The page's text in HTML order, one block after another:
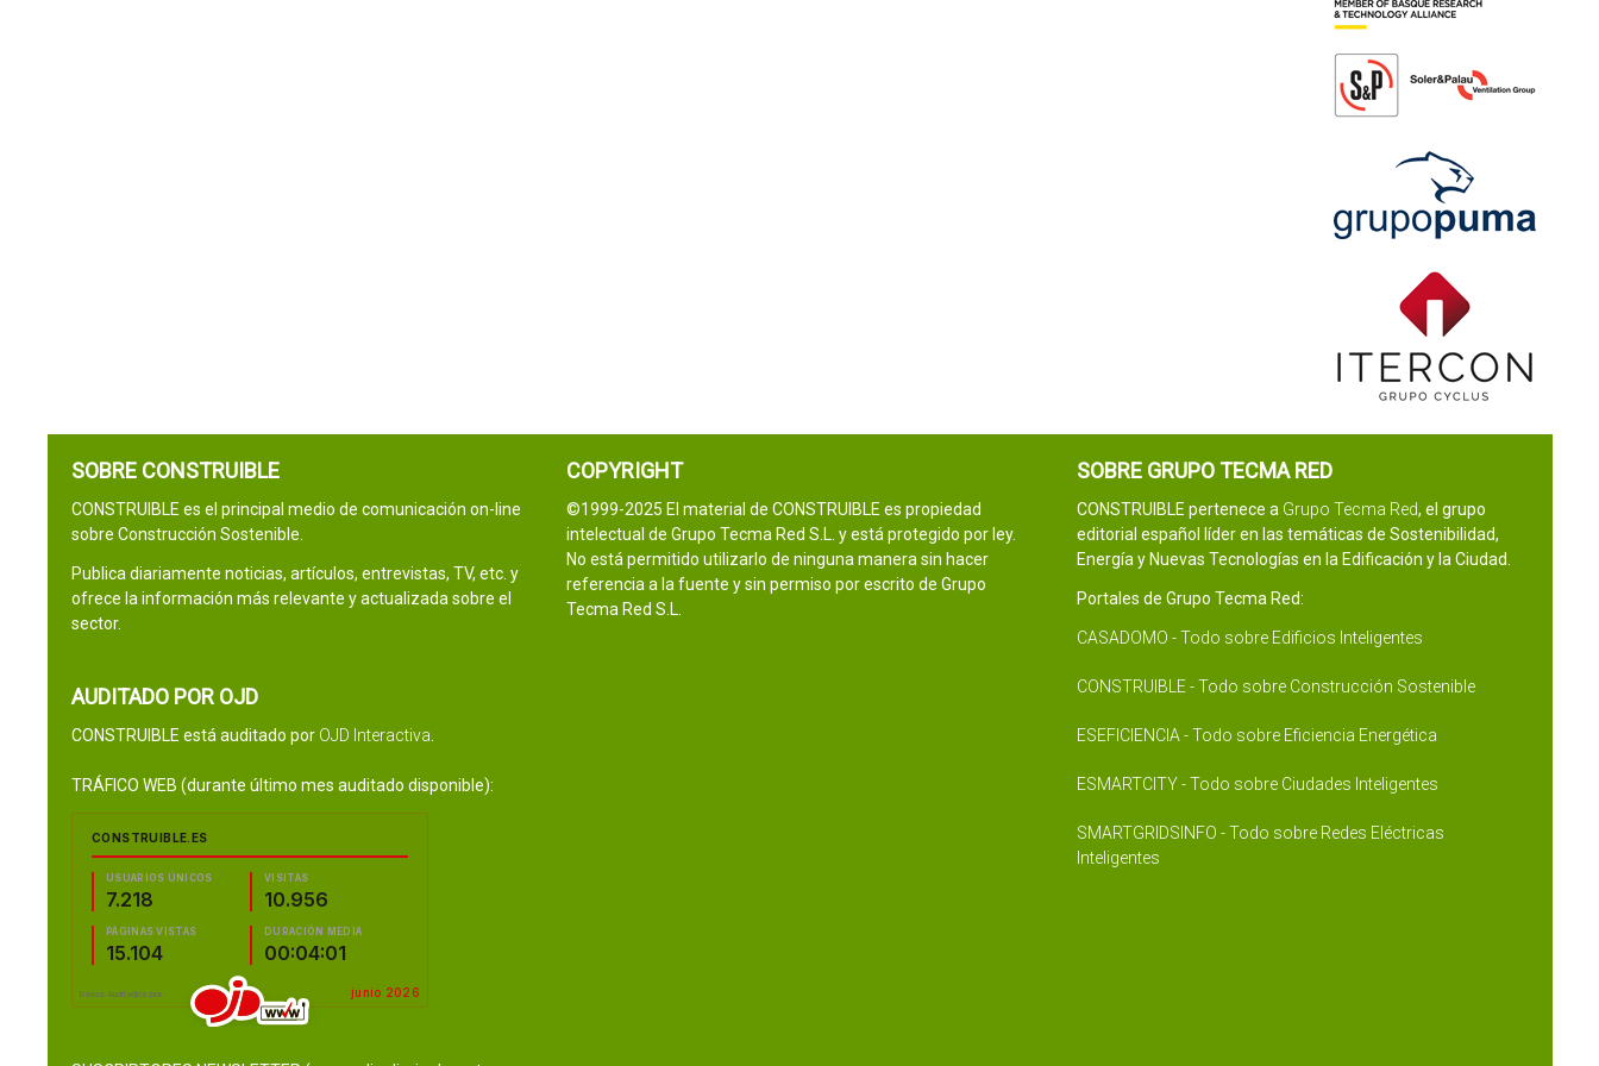
SOBRE CONSTRUIBLE
CONSTRUIBLE es el principal medio de comunicación on-line
sobre Construcción Sostenible.
Publica diariamente noticias, artículos, entrevistas, TV, etc. y
ofrece la información más relevante y actualizada sobre el
sector.
AUDITADO POR OJD
CONSTRUIBLE está auditado por OJD Interactiva
TRÁFICO WEB (durante último mes auditado disponible):
COPYRIGHT
©1999-2025 El material de CONSTRUIBLE es propiedad
intelectual de Grupo Tecma Red S.L. y está protegido por ley.
No está permitido utilizarlo de ninguna manera sin hacer
referencia a la fuente y sin permiso por escrito de Grupo
Tecma Red S.L.
SOBRE GRUPO TECMA RED
CONSTRUIBLE pertenece a Grupo Tecma Red, el grupo
editorial español líder en las temáticas de Sostenibilidad,
Energía y Nuevas Tecnologías en la Edificación y la Ciudad.
Portales de Grupo Tecma Red:
CASADOMO - Todo sobre Edificios Inteligentes
CONSTRUIBLE - Todo sobre Construcción Sostenible
ESEFICIENCIA - Todo sobre Eficiencia Energética
ESMARTCITY - Todo sobre Ciudades Inteligentes
SMARTGRIDSINFO - Todo sobre Redes Eléctricas
Inteligentes